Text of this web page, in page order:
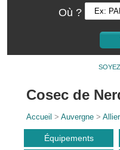
Où ?
Cosec de
Accueil >Auvergne >Allier
Équipements